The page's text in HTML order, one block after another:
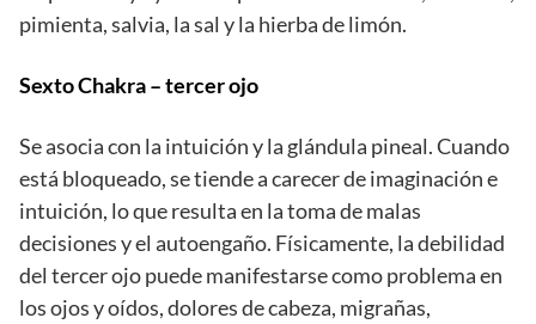
pimienta, salvia, la sal y la hierba de limón.
Sexto Chakra – tercer ojo
Se asocia con la intuición y la glándula pineal. Cuando
está bloqueado, se tiende a carecer de imaginación e
intuición, lo que resulta en la toma de malas
decisiones y el autoengaño. Físicamente, la debilidad
del tercer ojo puede manifestarse como problema en
los ojos y oídos, dolores de cabeza, migrañas,